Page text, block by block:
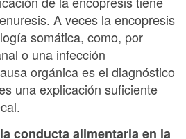
A veces la encopresis
somática, como, por
o una infección
orgánica es el diagnóstico
una explicación suficiente
conducta alimentaria en la